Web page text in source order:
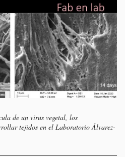
de un virus vegetal, los
tejidos en el Laboratorio Álvarez-